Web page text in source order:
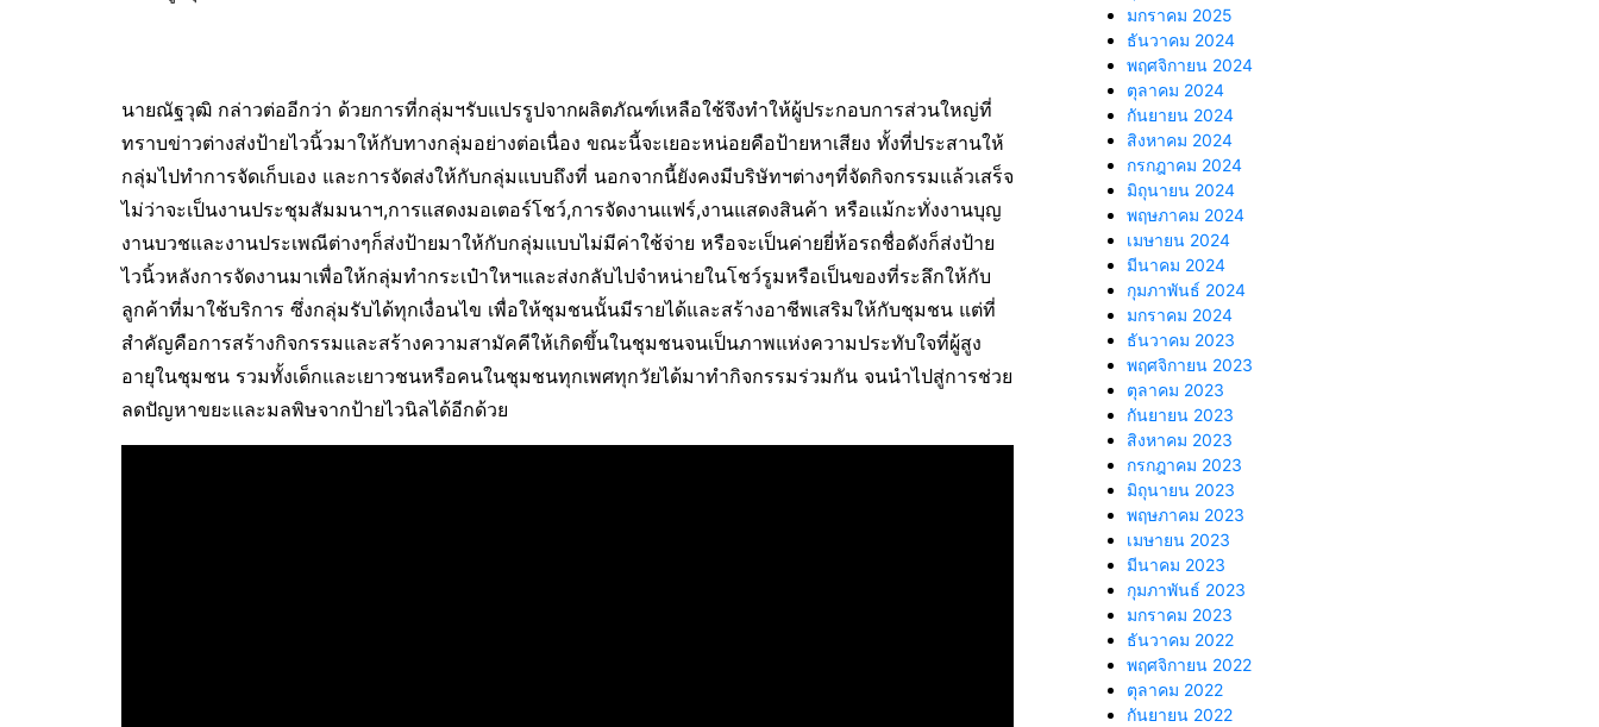
นายณัฐวุฒิ กล่าวต่ออีกว่า ด้วยการที่กลุ่มฯรับแปรรูปจากผลิตภัณฑ์เหลือใช้จึงทำให้ผู้ประกอบการส่วนใหญ่ที่
ทราบข่าวต่างส่งป้ายไวนิ้วมาให้กับทางกลุ่มอย่างต่อเนื่อง ขณะนี้จะเยอะหน่อยคือป้ายหาเสียง ทั้งที่ประสานให้
กลุ่มไปทำการจัดเก็บเอง และการจัดส่งให้กับกลุ่มแบบถึงที่ นอกจากนี้ยังคงมีบริษัทฯต่างๆที่จัดกิจกรรมแล้วเสร็จ
ไม่ว่าจะเป็นงานประชุมสัมมนาฯ,การแสดงมอเตอร์โชว์,การจัดงานแฟร์,งานแสดงสินค้า หรือแม้กะทั่งงานบุญ
งานบวชและงานประเพณีต่างๆก็ส่งป้ายมาให้กับกลุ่มแบบไม่มีค่าใช้จ่าย หรือจะเป็นค่ายยี่ห้อรถชื่อดังก็ส่งป้าย
ไวนิ้วหลังการจัดงานมาเพื่อให้กลุ่มทำกระเป๋าใหฯและส่งกลับไปจำหน่ายในโชว์รูมหรือเป็นของที่ระลึกให้กับ
ลูกค้าที่มาใช้บริการ ซึ่งกลุ่มรับได้ทุกเงื่อนไข เพื่อให้ชุมชนนั้นมีรายได้และสร้างอาชีพเสริมให้กับชุมชน แต่ที่
สำคัญคือการสร้างกิจกรรมและสร้างความสามัคคีให้เกิดขึ้นในชุมชนจนเป็นภาพแห่งความประทับใจที่ผู้สูง
อายุในชุมชน รวมทั้งเด็กและเยาวชนหรือคนในชุมชนทุกเพศทุกวัยได้มาทำกิจกรรมร่วมกัน จนนำไปสู่การช่วย
ลดปัญหาขยะและมลพิษจากป้ายไวนิลได้อีกด้วย
มกราคม 2025
ธันวาคม 2024
พฤศจิกายน 2024
ตุลาคม 2024
กันยายน 2024
สิงหาคม 2024
กรกฎาคม 2024
มิถุนายน 2024
พฤษภาคม 2024
เมษายน 2024
มีนาคม 2024
กุมภาพันธ์ 2024
มกราคม 2024
ธันวาคม 2023
พฤศจิกายน 2023
ตุลาคม 2023
กันยายน 2023
สิงหาคม 2023
กรกฎาคม 2023
มิถุนายน 2023
พฤษภาคม 2023
เมษายน 2023
มีนาคม 2023
กุมภาพันธ์ 2023
มกราคม 2023
ธันวาคม 2022
พฤศจิกายน 2022
ตุลาคม 2022
กันยายน 2022